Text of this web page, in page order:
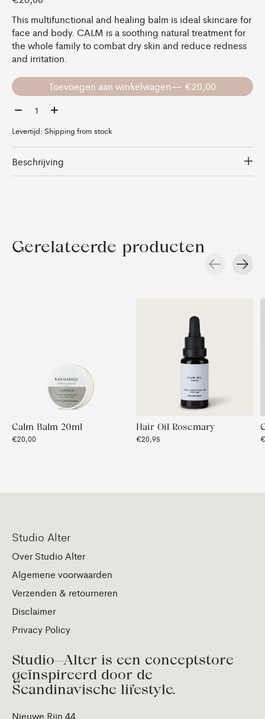
This multifunctional and healing balm is ideal skincare for
face and body. CALM is a soothing natural treatment for
the whole family to combat dry skin and reduce redness
and irritation.
Toevoegen aan winkelwagen
— €20,00
Aantal:
Levertijd: Shipping from stock
Beschrijving
Gerelateerde producten
Calm Balm 20ml
€20,00
Hair Oil Rosemary
€20,95
Studio Alter
Over Studio Alter
Algemene voorwaarden
Verzenden & retourneren
Disclaimer
Privacy Policy
Studio—Alter is een conceptstore
geïnspireerd door de
Scandinavische lifestyle.
Nieuwe Rijn 44